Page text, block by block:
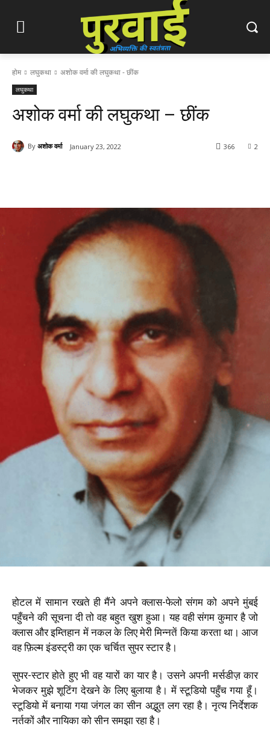
होम लघुकथा अशोक वर्मा की लघुकथा - छींक
लघुकथा
अशोक वर्मा की लघुकथा – छींक
By अशोक वर्मा January 23, 2022 2
366
होटल में सामान रखते ही मैंने अपने क्लास-फेलो संगम को अपने मुंबई
पहुँचने की सूचना दी तो वह बहुत खुश हुआ। यह वही संगम कुमार है जो
क्लास और इम्तिहान में नकल के लिए मेरी मिन्नतें किया करता था। आज
वह फ़िल्म इंडस्ट्री का एक चर्चित सुपर स्टार है।
सुपर-स्टार होते हुए भी वह यारों का यार है। उसने अपनी मर्सडीज़ कार
भेजकर मुझे शूटिंग देखने के लिए बुलाया है। में स्टूडियो पहुँच गया हूँ।
स्टूडियो में बनाया गया जंगल का सीन अद्भुत लग रहा है। नृत्य निर्देशक
नर्तकों और नायिका को सीन समझा रहा है।